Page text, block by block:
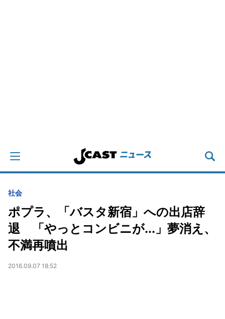
社会
ポプラ、「バスタ新宿」への出店辞
退 「やっとコンビニが...」夢消え、
不満再噴出
2016.09.07 18:52